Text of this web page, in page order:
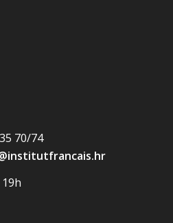
70/74